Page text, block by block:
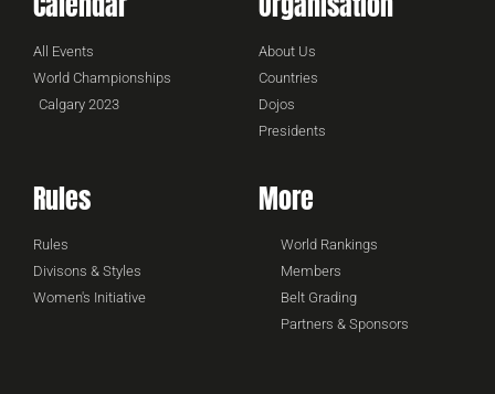
All Events
World Championships
Calgary 2023
About Us
Countries
Dojos
Presidents
Rules
Rules
Divisons & Styles
Women's Initiative
More
World Rankings
Members
Belt Grading
Partners & Sponsors